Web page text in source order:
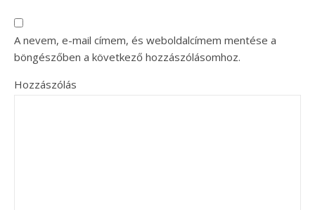
A nevem, e-mail címem, és weboldalcímem mentése a
böngészőben a következő hozzászólásomhoz.
Hozzászólás